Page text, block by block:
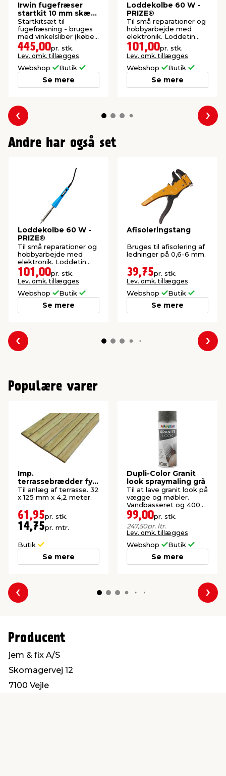
Irwin fugefræser
startkit 10 mm skær
2-pk.
Startkitsæt til
fugefræsning - bruges
med vinkelsliber (købes
for sig).
445,00pr. stk.
Lev. omk. tillægges
Webshop Butik
Se mere
Loddekolbe 60 W -
PRIZE®
Til små reparationer og
hobbyarbejde med
elektronik. Loddetin
inkluderet.
101,00pr. stk.
Lev. omk. tillægges
Webshop Butik
Se mere
Forrige
Andre har også set
Loddekolbe 60 W -
PRIZE®
Til små reparationer og
hobbyarbejde med
elektronik. Loddetin
inkluderet.
101,00pr. stk.
Lev. omk. tillægges
Webshop Butik
Se mere
Afisoleringstang
Bruges til afisolering af
ledninger på 0,6-6 mm.
39,75pr. stk.
Lev. omk. tillægges
Webshop Butik
Se mere
Forrige
Populære varer
Imp.
terrassebrædder fyr
32 x 125 mm x 4,2
meter
Til anlæg af terrasse. 32
x 125 mm x 4,2 meter.
61,95pr. stk.
14,75pr. mtr.
Butik
Se mere
Dupli-Color Granit
look spraymaling grå
Til at lave granit look på
vægge og møbler.
Vandbasseret og 400
ml.
99,00pr. stk.
247,50pr. ltr.
Lev. omk. tillægges
Webshop Butik
Se mere
Forrige
Producent
jem & fix A/S
Skomagervej 12
7100 Vejle